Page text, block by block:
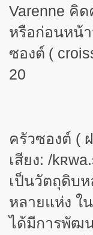
Varenne คิด
หรือก่อนหน้
ซองต์ (
20
ครัวซองต์ (
เสียง: /kʀ
เป็นวัตถุดิบ
หลายแห่ง ใ
ได้มีการพัฒ